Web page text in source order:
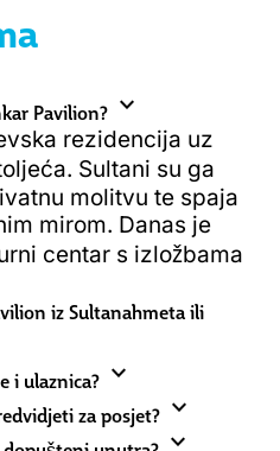
Pavilion? expand_more
rezidencija uz
Sultani su ga
molitvu te spaja
mirom. Danas je
centar s izložbama
iz Sultanahmeta ili
i ulaznica? expand_more
za posjet? expand_more
expand_more